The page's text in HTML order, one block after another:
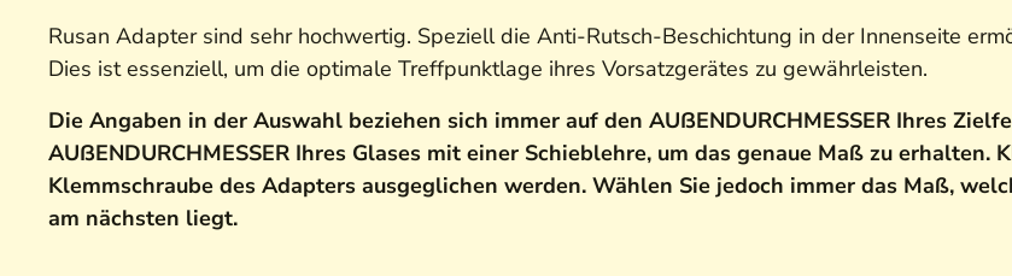
Rusan Adapter sind sehr hochwertig. Speziell die Anti-Rutsch-Beschichtung in der Innenseite
Dies ist essenziell, um die optimale Treffpunktlage ihres Vorsatzgerätes zu gewährleisten.
Die Angaben in der Auswahl beziehen sich immer auf den AUßENDURCHMESSER Ihres
AUßENDURCHMESSER Ihres Glases mit einer Schieblehre, um das genaue Maß zu
Klemmschraube des Adapters ausgeglichen werden. Wählen Sie jedoch immer das Maß,
am nächsten liegt.